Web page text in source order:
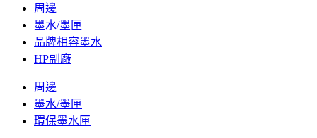
周邊
墨水/墨匣
品牌相容墨水
HP副廠
周邊
墨水/墨匣
環保墨水匣